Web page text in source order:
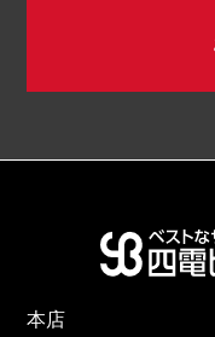
本店